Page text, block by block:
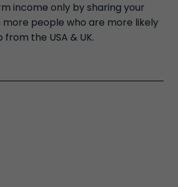
income only by sharing your
people who are more likely
the USA & UK.